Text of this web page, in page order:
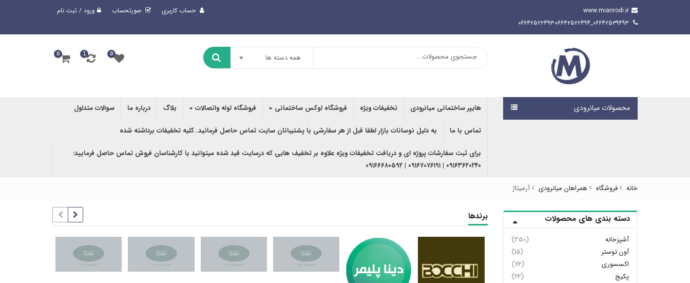
www.mianrodi.ir
حساب کاربری صورتحساب ورود / ثبت نام
همه دسته ها 0
1
0
محصولات میانرودی هایپر ساختمانی میانرودی تخفیفات ویژه فروشگاه لوکس ساختمانی فروشگاه لوله واتصالات بلاگ درباره ما سوالات متداول
تماس با ما به دلیل نوسانات بازار لطفا قبل از هر سفارشی با پشتیبانان سایت تماس حاصل فرمائید..کلیه تخفیفات برداشته شده
برای ثبت سفارشات پروژه ای و دریافت تخفیفات ویژه علاوه بر تخفیف هایی که درسایت قید شده میتوانید با کارشناسان فروش تماس حاصل فرمایید:
۰۹۱۶۳۶۲۰۲۴۰ | ۰۹۱۶۷۰۷۶۱۹۱ | ۰۹۱۶۶۶۸۰۵۹۲
خانه فروشگاه همراهان میانرودی آرمیتاژ
برندها دسته بندی های محصولات
آشپزخانه
(350)
آون توستر
(15)
اکسسوری
(74)
پکیج
(24)